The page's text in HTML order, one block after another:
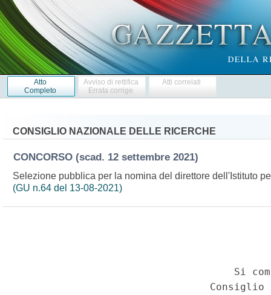
Atto
Completo
Avviso di rettifica
Errata corrige
Atti correlati
CONSIGLIO NAZIONALE DELLE RICERCHE
CONCORSO (scad. 12 settembre 2021)
Selezione pubblica per la nomina del direttore dell'Istituto
(GU n.64 del 13-08-2021)